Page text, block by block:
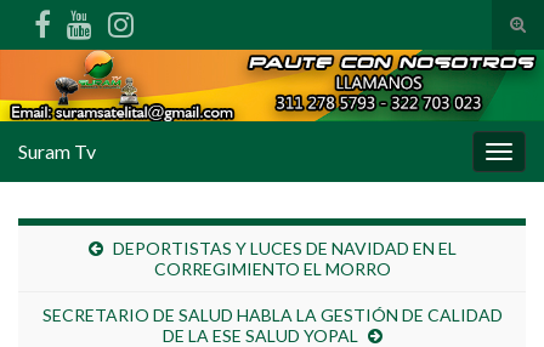
Suram Tv
DEPORTISTAS Y LUCES DE NAVIDAD EN EL
CORREGIMIENTO EL MORRO
SECRETARIO DE SALUD HABLA LA GESTIÓN DE CALIDAD
DE LA ESE SALUD YOPAL